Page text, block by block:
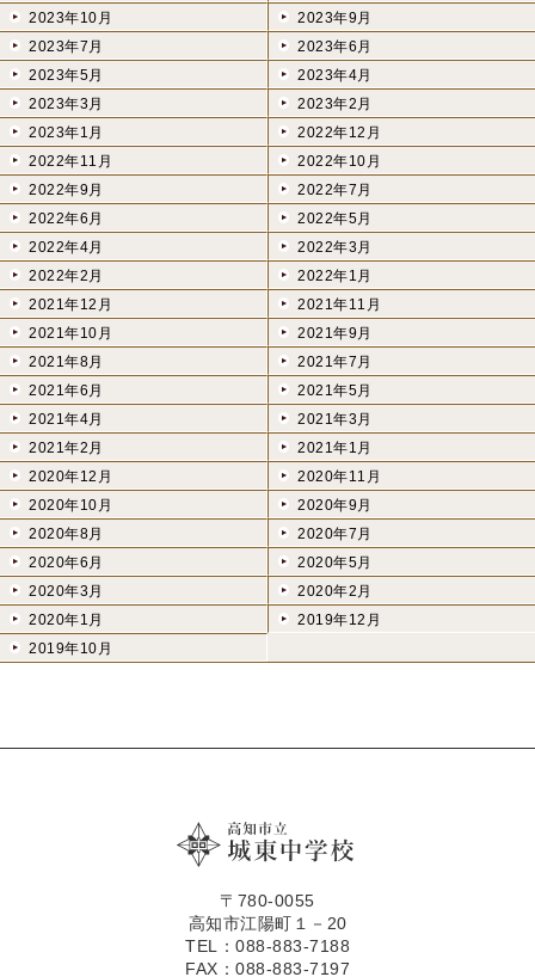
2023年10月
2023年9月
2023年7月
2023年6月
2023年5月
2023年4月
2023年3月
2023年2月
2023年1月
2022年12月
2022年11月
2022年10月
2022年9月
2022年7月
2022年6月
2022年5月
2022年4月
2022年3月
2022年2月
2022年1月
2021年12月
2021年11月
2021年10月
2021年9月
2021年8月
2021年7月
2021年6月
2021年5月
2021年4月
2021年3月
2021年2月
2021年1月
2020年12月
2020年11月
2020年10月
2020年9月
2020年8月
2020年7月
2020年6月
2020年5月
2020年3月
2020年2月
2020年1月
2019年12月
2019年10月
〒780-0055
高知市江陽町１－20
TEL：088-883-7188
FAX：088-883-7197